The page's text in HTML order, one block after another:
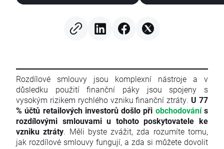
Rozdílové smlouvy jsou komplexní nástroje a v
důsledku použití finanční páky jsou spojeny s
vysokým rizikem rychlého vzniku finanční ztráty. U 77
% účtů retailových investorů došlo při obchodovánís
rozdílovými smlouvami u tohoto poskytovatele ke
vzniku ztráty. Měli byste zvážit, zda rozumíte tomu,
jak rozdílové smlouvy fungují, a zda si můžete dovolit